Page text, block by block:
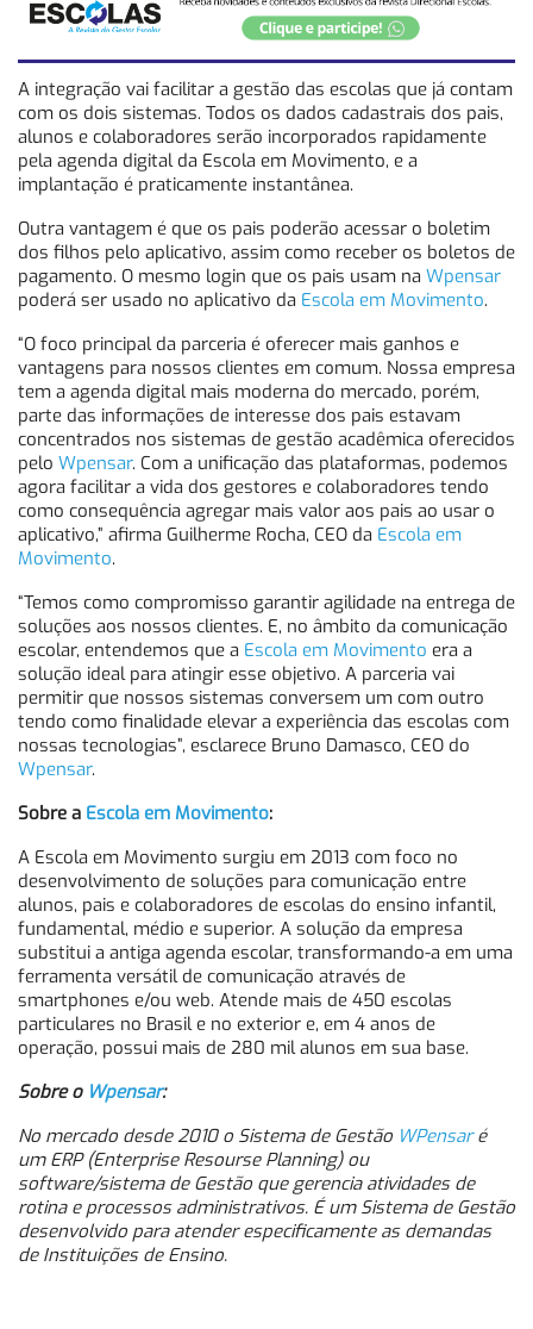
A integração vai facilitar a gestão das escolas que já contam
com os dois sistemas. Todos os dados cadastrais dos pais,
alunos e colaboradores serão incorporados rapidamente
pela agenda digital da Escola em Movimento, e a
implantação é praticamente instantânea.
Outra vantagem é que os pais poderão acessar o boletim
dos filhos pelo aplicativo, assim como receber os boletos de
pagamento. O mesmo login que os pais usam na Wpensar
poderá ser usado no aplicativo da Escola em Movimento.
“O foco principal da parceria é oferecer mais ganhos e
vantagens para nossos clientes em comum. Nossa empresa
tem a agenda digital mais moderna do mercado, porém,
parte das informações de interesse dos pais estavam
concentrados nos sistemas de gestão acadêmica oferecidos
pelo Wpensar. Com a unificação das plataformas, podemos
agora facilitar a vida dos gestores e colaboradores tendo
como consequência agregar mais valor aos pais ao usar o
aplicativo,” afirma Guilherme Rocha, CEO da Escola em
Movimento.
“Temos como compromisso garantir agilidade na entrega de
soluções aos nossos clientes. E, no âmbito da comunicação
escolar, entendemos que a Escola em Movimento era a
solução ideal para atingir esse objetivo. A parceria vai
permitir que nossos sistemas conversem um com outro
tendo como finalidade elevar a experiência das escolas com
nossas tecnologias”, esclarece Bruno Damasco, CEO do
Wpensar.
Sobre a Escola em Movimento:
A Escola em Movimento surgiu em 2013 com foco no
desenvolvimento de soluções para comunicação entre
alunos, pais e colaboradores de escolas do ensino infantil,
fundamental, médio e superior. A solução da empresa
substitui a antiga agenda escolar, transformando-a em uma
ferramenta versátil de comunicação através de
smartphones e/ou web. Atende mais de 450 escolas
particulares no Brasil e no exterior e, em 4 anos de
operação, possui mais de 280 mil alunos em sua base.
Sobre o Wpensar:
No mercado desde 2010 o Sistema de Gestão WPensaré
um ERP (Enterprise Resourse Planning) ou
software/sistema de Gestão que gerencia atividades de
rotina e processos administrativos. É um Sistema de Gestão
desenvolvido para atender especificamente as demandas
de Instituições de Ensino.